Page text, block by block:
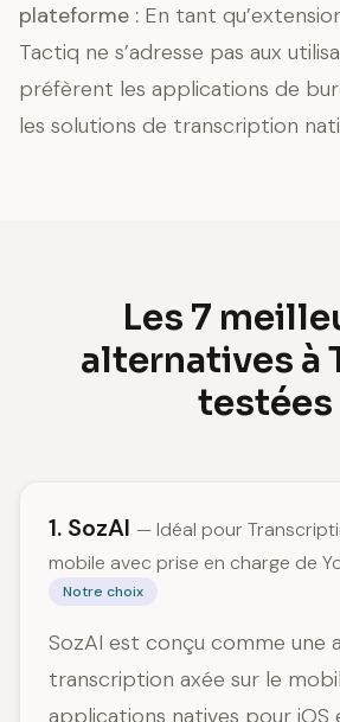
plateforme : En tant
Tactiq ne s’adresse pas aux
préfèrent les applications de
les solutions de transcription
Les 7
alternatives à
testées
1. SozAI — Idéal pour
mobile avec prise en charge de
Notre choix
SozAI est conçu comme une
transcription axée sur le
applications natives pour iOS